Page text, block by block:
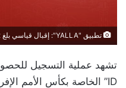
تطبيق "YALLA": إقبال قياسي بلغ 2 مليون طلب على بطاقة المشجع